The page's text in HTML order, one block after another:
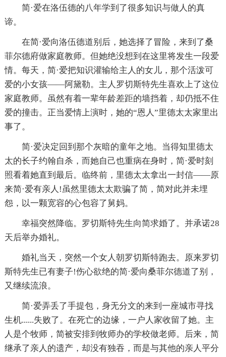
简·爱在洛伍德的八年学到了很多知识与做人的真
谛。
在简·爱向洛伍德道别后，她选择了冒险，来到了桑
菲尔德府做家庭教师。但她绝没想到在这里将发生一段爱
情。每天，简·爱把知识灌输给主人的女儿，那个活泼可
爱的小女孩——阿黛勒。主人罗切斯特先生喜欢上了这位
家庭教师。虽然有着一辈年龄差距的墙挡着，却仍抵不住
爱的撞击。正当爱情上演时，她的“恩人”里德太太家里出
事了。
简·爱决定回到那个灰暗的童年之地。当得知里德太
太的长子约翰自杀，而她自己也重病在身时，简·爱时刻
照看着她直到最后。临终前，里德太太拿出一封信——原
来简·爱有亲人!虽然里德太太欺骗了简，简对此并未埋
怨，以一颗宽容的心包容了舅妈。
幸福突然降临。罗切斯特先生向简求婚了。并承诺28
天后举办婚礼。
婚礼当天，突然一个女人朝罗切斯特跑去。原来罗切
斯特先生已有妻子!伤心欲绝的简·爱向桑菲尔德道了别，
又继续流浪。
简·爱弄丢了手提包，身无分文的来到一座城市寻找
生机......失败了。在死亡的边缘，一户人家收留了她。主
人是个牧师，简被安排到牧师办的学校做老师。后来，简
继承了亲人的遗产，却没有独吞，而是与其他的亲人平分